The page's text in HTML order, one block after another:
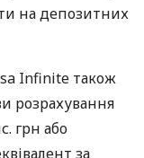
на депозитних
Infinite також
розрахування
грн або
за